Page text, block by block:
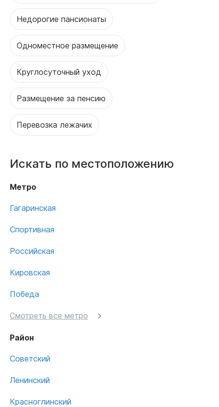
Недорогие пансионаты
Одноместное размещение
Круглосуточный уход
Размещение за пенсию
Перевозка лежачих
Искать по местоположению
Метро
Гагаринская
Спортивная
Российская
Кировская
Победа
Смотреть все метро
Район
Советский
Ленинский
Красноглинский